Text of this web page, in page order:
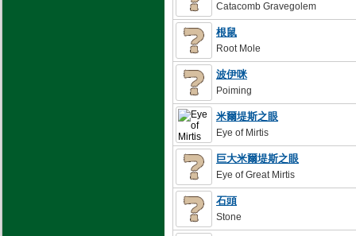
Catacomb Gravegolem
根鼠
Root Mole
波伊咪
Poiming
米爾堤斯之眼
Eye of Mirtis
巨大米爾堤斯之眼
Eye of Great Mirtis
石頭
Stone